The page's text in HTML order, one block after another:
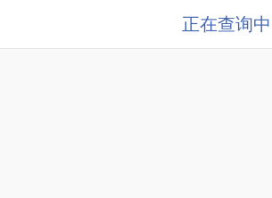
正在查询中